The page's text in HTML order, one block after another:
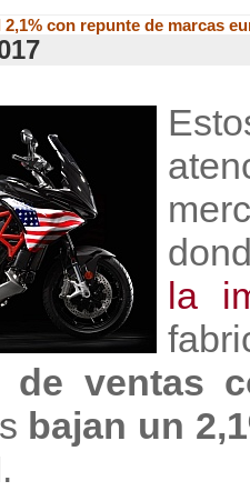
con repunte de marcas
la
de ventas
bajan un
.